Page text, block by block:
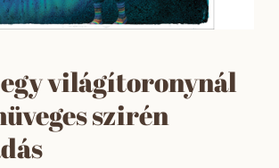
világítoronynál
szirén